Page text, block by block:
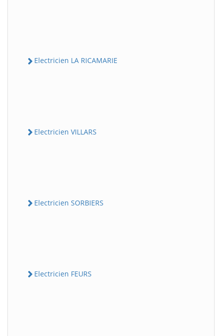
Electricien LA RICAMARIE
Electricien VILLARS
Electricien SORBIERS
Electricien FEURS